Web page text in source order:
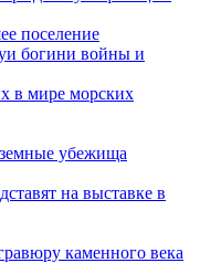
поселение
богини войны и
в мире морских
убежища
на выставке в
каменного века